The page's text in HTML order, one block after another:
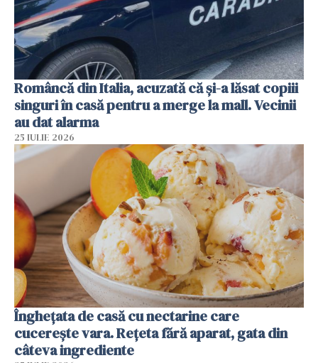
Româncă din Italia, acuzată că și-a lăsat copiii
singuri în casă pentru a merge la mall. Vecinii
au dat alarma
25 IULIE 2026
Înghețata de casă cu nectarine care
cucerește vara. Rețeta fără aparat, gata din
câteva ingrediente